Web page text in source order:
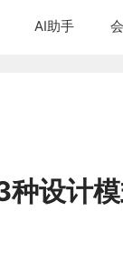
AI助手
设计